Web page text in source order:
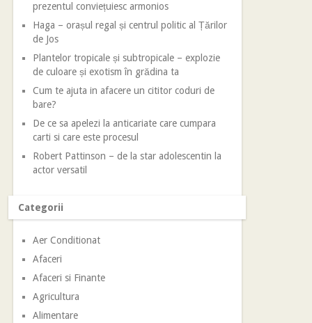
prezentul conviețuiesc armonios
Haga – orașul regal și centrul politic al Țărilor
de Jos
Plantelor tropicale și subtropicale – explozie
de culoare și exotism în grădina ta
Cum te ajuta in afacere un cititor coduri de
bare?
De ce sa apelezi la anticariate care cumpara
carti si care este procesul
Robert Pattinson – de la star adolescentin la
actor versatil
Categorii
Aer Conditionat
Afaceri
Afaceri si Finante
Agricultura
Alimentare